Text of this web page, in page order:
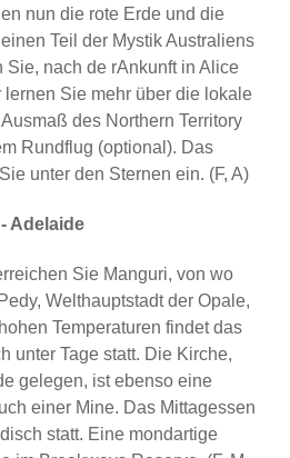
nun die rote Erde und die
Teil der Mystik Australiens
Sie, nach de rAnkunft in Alice
Sie mehr über die lokale
des Northern Territory
Rundflug (optional). Das
unter den Sternen ein. (F, A)
Adelaide
Sie Manguri, von wo
Welthauptstadt der Opale,
Temperaturen findet das
unter Tage statt. Die Kirche,
gelegen, ist ebenso eine
einer Mine. Das Mittagessen
statt. Eine mondartige